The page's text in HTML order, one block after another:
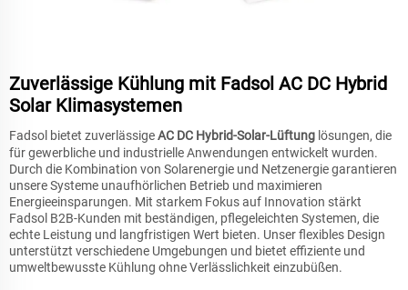
Zuverlässige Kühlung mit Fadsol AC DC Hybrid
Solar Klimasystemen
Fadsol bietet zuverlässigeAC DC Hybrid-Solar-Lüftung lösungen, die
für gewerbliche und industrielle Anwendungen entwickelt wurden.
Durch die Kombination von Solarenergie und Netzenergie garantieren
unsere Systeme unaufhörlichen Betrieb und maximieren
Energieeinsparungen. Mit starkem Fokus auf Innovation stärkt
Fadsol B2B-Kunden mit beständigen, pflegeleichten Systemen, die
echte Leistung und langfristigen Wert bieten. Unser flexibles Design
unterstützt verschiedene Umgebungen und bietet effiziente und
umweltbewusste Kühlung ohne Verlässlichkeit einzubüßen.